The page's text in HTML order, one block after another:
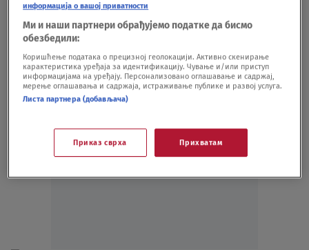
postale crne?
AUTO29.05.23.
kao crnilo svemira puno zvezda
AUTO31.10.22.
информација о вашој приватности
Ми и наши партнери обрађујемо податке да бисмо
обезбедили:
Коришћење података о прецизној геолокацији. Активно скенирање
карактеристика уређаја за идентификацију. Чување и/или приступ
информацијама на уређају. Персонализовано оглашавање и садржај,
мерење оглашавања и садржаја, истраживање публике и развој услуга.
Листа партнера (добављача)
Приказ сврха Прихватам